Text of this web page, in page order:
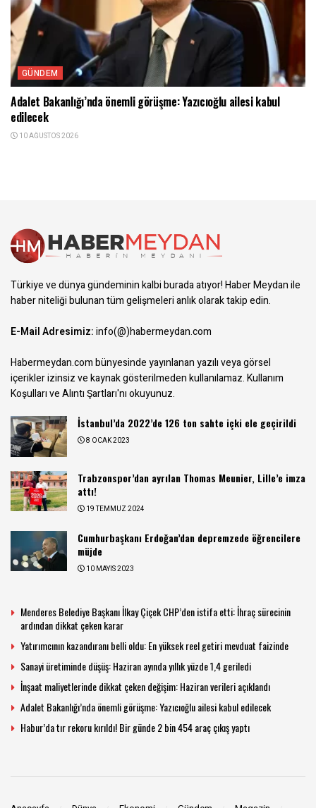
GÜNDEM
Adalet Bakanlığı’nda önemli görüşme: Yazıcıoğlu ailesi kabul
edilecek
10 AĞUSTOS 2026
Türkiye ve dünya gündeminin kalbi burada atıyor! Haber Meydan ile
haber niteliği bulunan tüm gelişmeleri anlık olarak takip edin.
E-Mail Adresimiz:info(@)habermeydan.com
Habermeydan.com bünyesinde yayınlanan yazılı veya görsel
içerikler izinsiz ve kaynak gösterilmeden kullanılamaz.Kullanım
Koşulları ve Alıntı Şartları'nı okuyunuz.
İstanbul’da 2022’de 126 ton sahte içki ele geçirildi
8 OCAK 2023
Trabzonspor’dan ayrılan Thomas Meunier, Lille’e imza
attı!
19 TEMMUZ 2024
Cumhurbaşkanı Erdoğan’dan depremzede öğrencilere
müjde
10 MAYIS 2023
Menderes Belediye Başkanı İlkay Çiçek CHP’den istifa etti: İhraç sürecinin
ardından dikkat çeken karar
Yatırımcının kazandıranı belli oldu: En yüksek reel getiri mevduat faizinde
Sanayi üretiminde düşüş: Haziran ayında yıllık yüzde 1,4 geriledi
İnşaat maliyetlerinde dikkat çeken değişim: Haziran verileri açıklandı
Adalet Bakanlığı’nda önemli görüşme: Yazıcıoğlu ailesi kabul edilecek
Habur’da tır rekoru kırıldı! Bir günde 2 bin 454 araç çıkış yaptı